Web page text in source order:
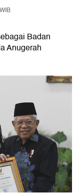
Badan
Anugerah